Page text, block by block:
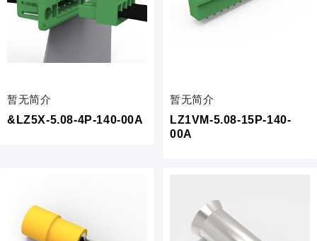
暂无简介
&LZ5X-5.08-4P-140-00A
暂无简介
LZ1VM-5.08-15P-140-
00A